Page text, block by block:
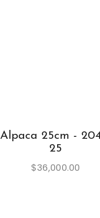
Alpaca 25cm -
25
$36,000.00